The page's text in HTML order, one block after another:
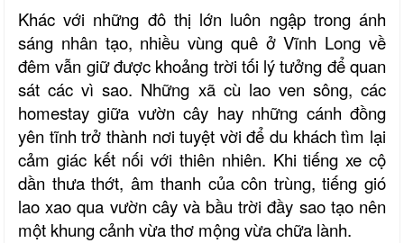
Khác với những đô thị lớn luôn ngập trong ánh
sáng nhân tạo, nhiều vùng quê ở Vĩnh Long về
đêm vẫn giữ được khoảng trời tối lý tưởng để quan
sát các vì sao. Những xã cù lao ven sông, các
homestay giữa vườn cây hay những cánh đồng
yên tĩnh trở thành nơi tuyệt vời để du khách tìm lại
cảm giác kết nối với thiên nhiên. Khi tiếng xe cộ
dần thưa thớt, âm thanh của côn trùng, tiếng gió
lao xao qua vườn cây và bầu trời đầy sao tạo nên
một khung cảnh vừa thơ mộng vừa chữa lành.